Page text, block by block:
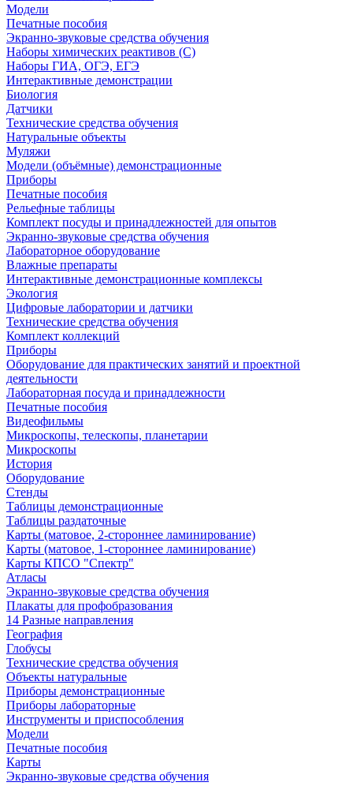
Модели
Печатные пособия
Экранно-звуковые средства обучения
Наборы химических реактивов (С)
Наборы ГИА, ОГЭ, ЕГЭ
Интерактивные демонстрации
Биология
Датчики
Технические средства обучения
Натуральные объекты
Муляжи
Модели (объёмные) демонстрационные
Приборы
Печатные пособия
Рельефные таблицы
Комплект посуды и принадлежностей для опытов
Экранно-звуковые средства обучения
Лабораторное оборудование
Влажные препараты
Интерактивные демонстрационные комплексы
Экология
Цифровые лаборатории и датчики
Технические средства обучения
Комплект коллекций
Приборы
Оборудование для практических занятий и проектной
деятельности
Лабораторная посуда и принадлежности
Печатные пособия
Видеофильмы
Микроскопы, телескопы, планетарии
Микроскопы
История
Оборудование
Стенды
Таблицы демонстрационные
Таблицы раздаточные
Карты (матовое, 2-стороннее ламинирование)
Карты (матовое, 1-стороннее ламинирование)
Карты КПСО "Спектр"
Атласы
Экранно-звуковые средства обучения
Плакаты для профобразования
14 Разные направления
География
Глобусы
Технические средства обучения
Объекты натуральные
Приборы демонстрационные
Приборы лабораторные
Инструменты и приспособления
Модели
Печатные пособия
Карты
Экранно-звуковые средства обучения